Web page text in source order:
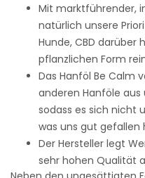
Mit marktführender,
natürlich unsere
Hunde, CBD darüber
pflanzlichen Form
Das Hanföl Be Calm
anderen Hanföle aus
sodass es sich nicht
was uns gut gefallen
Der Hersteller legt
sehr hohen Qualität